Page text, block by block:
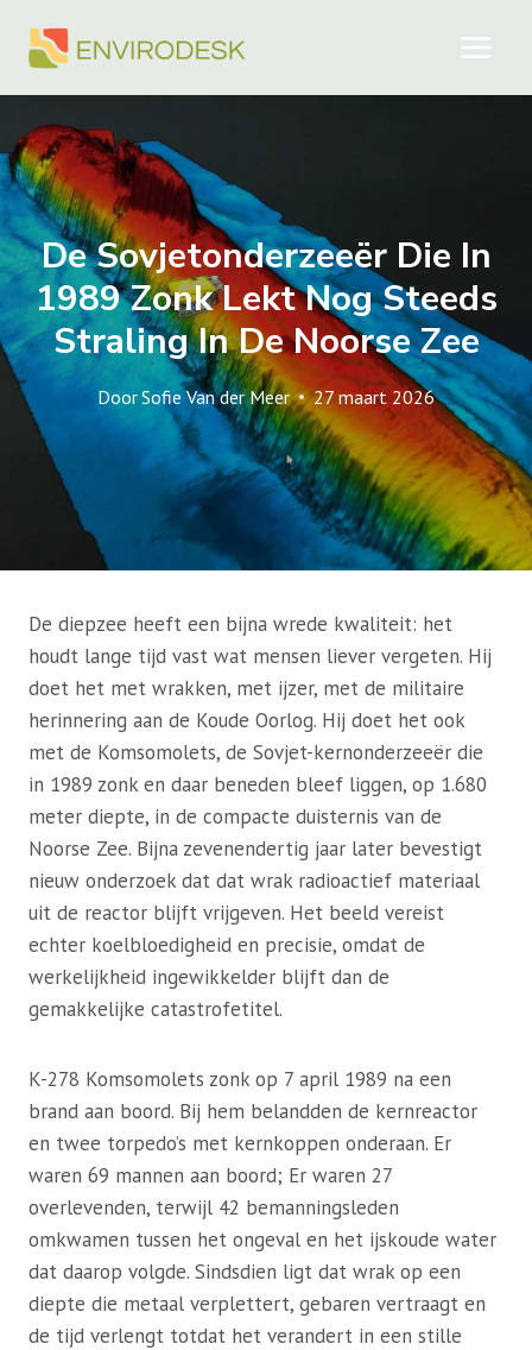
naar
De Sovjetonderzeeër Die In
1989 Zonk Lekt Nog Steeds
Straling In De Noorse Zee
DoorSofie Van der Meer 27 maart 2026
De diepzee heeft een bijna wrede kwaliteit: het
houdt lange tijd vast wat mensen liever vergeten. Hij
doet het met wrakken, met ijzer, met de militaire
herinnering aan de Koude Oorlog. Hij doet het ook
met de Komsomolets, de Sovjet-kernonderzeeër die
in 1989 zonk en daar beneden bleef liggen, op 1.680
meter diepte, in de compacte duisternis van de
Noorse Zee. Bijna zevenendertig jaar later bevestigt
nieuw onderzoek dat dat wrak radioactief materiaal
uit de reactor blijft vrijgeven. Het beeld vereist
echter koelbloedigheid en precisie, omdat de
werkelijkheid ingewikkelder blijft dan de
gemakkelijke catastrofetitel.
K-278 Komsomolets zonk op 7 april 1989 na een
brand aan boord. Bij hem belandden de kernreactor
en twee torpedo’s met kernkoppen onderaan. Er
waren 69 mannen aan boord; Er waren 27
overlevenden, terwijl 42 bemanningsleden
omkwamen tussen het ongeval en het ijskoude water
dat daarop volgde. Sindsdien ligt dat wrak op een
diepte die metaal verplettert, gebaren vertraagt ​​en
de tijd verlengt totdat het verandert in een stille